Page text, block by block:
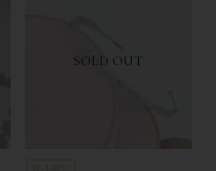
SOLD OUT